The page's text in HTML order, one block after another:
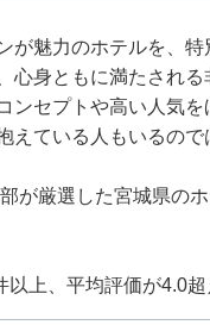
が魅力のホテルを、
心身ともに満たされ
ンセプトや高い人気
ている人もいるので
が厳選した宮城県の
上、平均評価が4.0